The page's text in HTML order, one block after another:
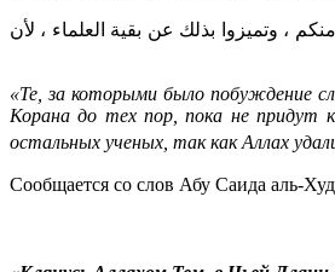
، وتميزوا بذلك عن بقية العلماء ، لأن
«Те, за которыми было побуждение
Корана до тех пор, пока не придут
остальных ученых, так как Аллах
Сообщается со слов Абу Саида аль-